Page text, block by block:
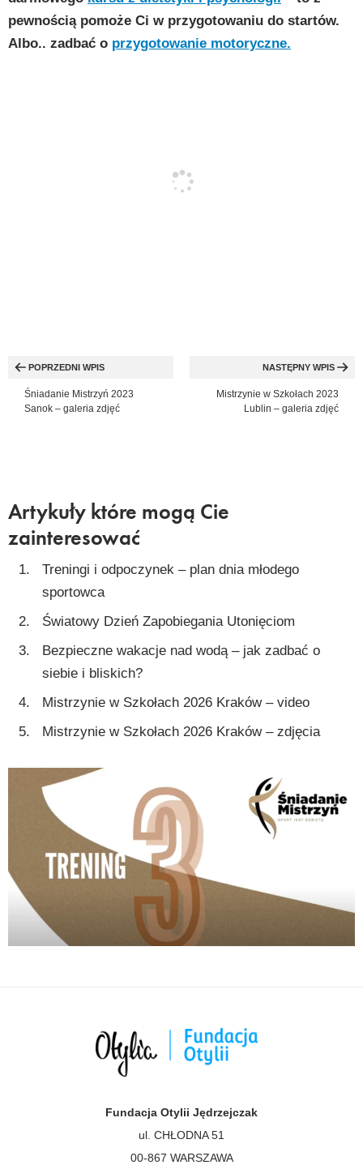
pewnością pomoże Ci w przygotowaniu do startów.
Albo.. zadbać o przygotowanie motoryczne.
wpisu
POPRZEDNI WPIS
Śniadanie Mistrzyń 2023
Sanok – galeria zdjęć
NASTĘPNY WPIS
Mistrzynie w Szkołach 2023
Lublin – galeria zdjęć
Artykuły które mogą Cie
zainteresować
Treningi i odpoczynek – plan dnia młodego
sportowca
Światowy Dzień Zapobiegania Utonięciom
Bezpieczne wakacje nad wodą – jak zadbać o
siebie i bliskich?
Mistrzynie w Szkołach 2026 Kraków – video
Mistrzynie w Szkołach 2026 Kraków – zdjęcia
Fundacja Otylii Jędrzejczak
ul. CHŁODNA 51
00-867 WARSZAWA